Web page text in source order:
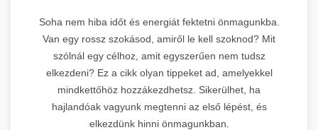
Soha nem hiba időt és energiát fektetni önmagunkba.
Van egy rossz szokásod, amiről le kell szoknod? Mit
szólnál egy célhoz, amit egyszerűen nem tudsz
elkezdeni? Ez a cikk olyan tippeket ad, amelyekkel
mindkettőhöz hozzákezdhetsz. Sikerülhet, ha
hajlandóak vagyunk megtenni az első lépést, és
elkezdünk hinni önmagunkban.